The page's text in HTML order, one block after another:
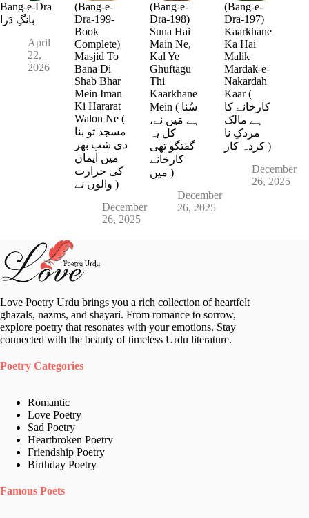
Bang-e-Dra
بانگِ دَرا
April
22,
2026
(Bang-e-
Dra-199-
Book
Complete)
Masjid To
Bana Di
Shab Bhar
Mein Iman
Ki Hararat
Walon Ne (
مسجد تو بنا
دی شب بھر
میں ایماں
کی حرارت
والوں نے )
December
26, 2025
(Bang-e-
Dra-198)
Suna Hai
Main Ne,
Kal Ye
Ghuftagu
Thi
Kaarkhane
Mein ( سُنا
ہے مَیں نے،
کل یہ
گفتگو تھی
کارخانے
میں )
December
26, 2025
(Bang-e-
Dra-197)
Kaarkhane
Ka Hai
Malik
Mardak-e-
Nakardah
Kaar (
کارخانے کا
ہے مالک
مردکِ نا
کردہ کار )
December
26, 2025
Love Poetry Urdu brings you a rich collection of heartfelt
ghazals, nazms, and shayari. From romance to sorrow,
explore poetry that resonates with your emotions. Stay
connected with the beauty of timeless Urdu literature.
Poetry Categories
Romantic
Love Poetry
Sad Poetry
Heartbroken Poetry
Friendship Poetry
Birthday Poetry
Famous Poets